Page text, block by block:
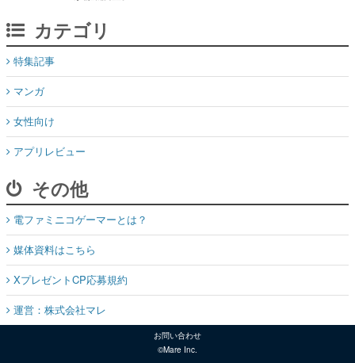
カテゴリ
特集記事
マンガ
女性向け
アプリレビュー
その他
電ファミニコゲーマーとは？
媒体資料はこちら
XプレゼントCP応募規約
運営：株式会社マレ
お問い合わせ
©Mare Inc.